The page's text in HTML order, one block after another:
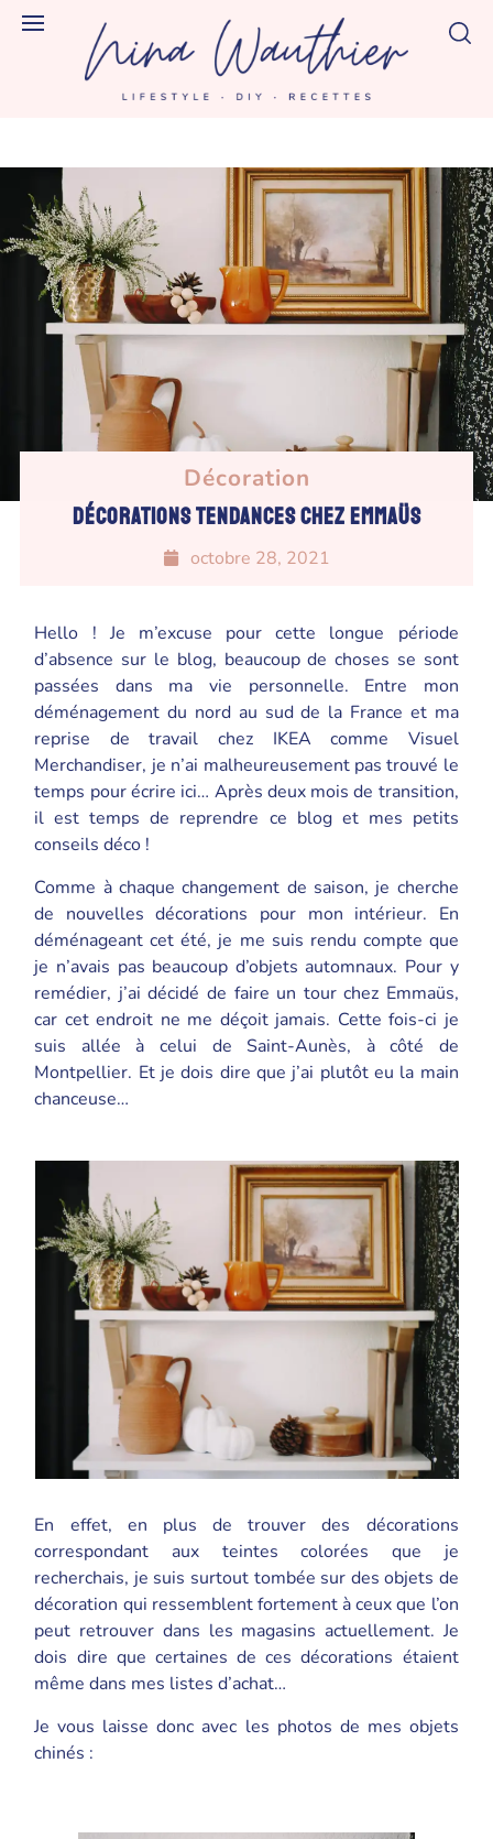
article
Décoration
Décorations tendances chez Emmaüs
octobre 28, 2021
Hello ! Je m’excuse pour cette longue période
d’absence sur le blog, beaucoup de choses se sont
passées dans ma vie personnelle. Entre mon
déménagement du nord au sud de la France et ma
reprise de travail chez IKEA comme Visuel
Merchandiser, je n’ai malheureusement pas trouvé le
temps pour écrire ici… Après deux mois de transition,
il est temps de reprendre ce blog et mes petits
conseils déco !
Comme à chaque changement de saison, je cherche
de nouvelles décorations pour mon intérieur. En
déménageant cet été, je me suis rendu compte que
je n’avais pas beaucoup d’objets automnaux. Pour y
remédier, j’ai décidé de faire un tour chez Emmaüs,
car cet endroit ne me déçoit jamais. Cette fois-ci je
suis allée à celui de Saint-Aunès, à côté de
Montpellier. Et je dois dire que j’ai plutôt eu la main
chanceuse…
En effet, en plus de trouver des décorations
correspondant aux teintes colorées que je
recherchais, je suis surtout tombée sur des objets de
décoration qui ressemblent fortement à ceux que l’on
peut retrouver dans les magasins actuellement. Je
dois dire que certaines de ces décorations étaient
même dans mes listes d’achat…
Je vous laisse donc avec les photos de mes objets
chinés :